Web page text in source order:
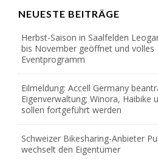
NEUESTE BEITRÄGE
Herbst-Saison in Saalfelden
bis November geöffnet und volles
Eventprogramm
Eilmeldung: Accell Germany
Eigenverwaltung; Winora, Haibike
sollen fortgeführt werden
Schweizer Bikesharing-Anbieter
wechselt den Eigentümer